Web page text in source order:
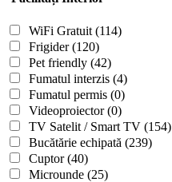
WiFi Gratuit (114)
Frigider(120)
Pet friendly (42)
Fumatul interzis (4)
Fumatul permis (0)
Videoproiector(0)
TV Satelit / Smart TV (154)
Bucătărie echipată (239)
Cuptor(40)
Microunde (25)